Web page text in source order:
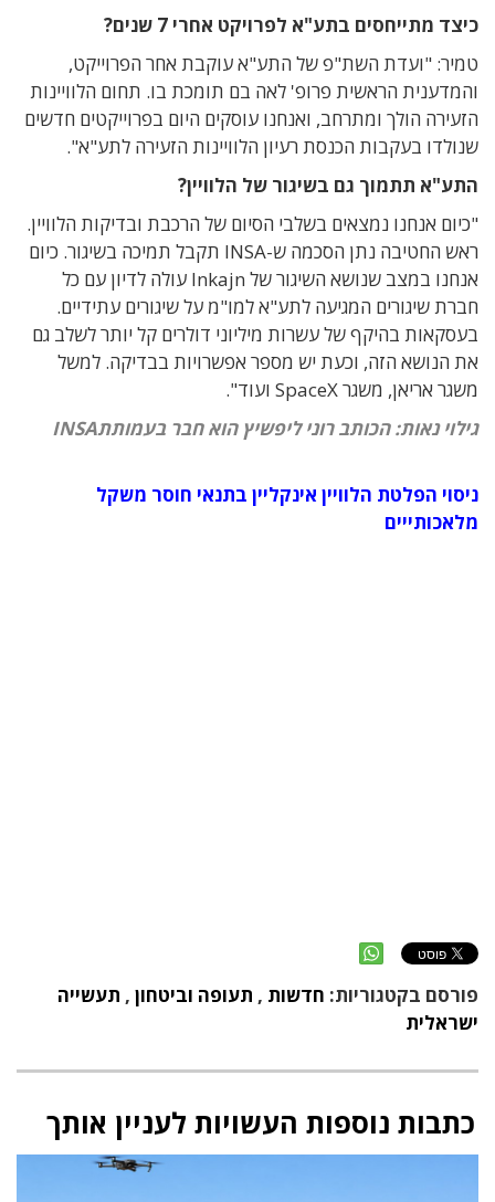
כיצד מתייחסים בתע"א לפרויקט אחרי 7 שנים?
טמיר: "ועדת השת"פ של התע"א עוקבת אחר הפרוייקט,
והמדענית הראשית פרופ' לאה בם תומכת בו. תחום הלוויינות
הזעירה הולך ומתרחב, ואנחנו עוסקים היום בפרוייקטים חדשים
שנולדו בעקבות הכנסת רעיון הלוויינות הזעירה לתע"א".
התע"א תתמוך גם בשיגור של הלוויין?
"כיום אנחנו נמצאים בשלבי הסיום של הרכבת ובדיקות הלוויין.
ראש החטיבה נתן הסכמה ש-INSA תקבל תמיכה בשיגור. כיום
אנחנו במצב שנושא השיגור של Inkajn עולה לדיון עם כל
חברת שיגורים המגיעה לתע"א למו"מ על שיגורים עתידיים.
בעסקאות בהיקף של עשרות מיליוני דולרים קל יותר לשלב גם
את הנושא הזה, וכעת יש מספר אפשרויות בבדיקה. למשל
משגר אריאן, משגר SpaceX ועוד".
גילוי נאות: הכותב רוני ליפשיץ הוא חבר בעמותתINSA
ניסוי הפלטת הלוויין אינקליין בתנאי חוסר משקל
מלאכותייים
פורסם בקטגוריות: חדשות , תעופה וביטחון , תעשייה
ישראלית
כתבות נוספות העשויות לעניין אותך